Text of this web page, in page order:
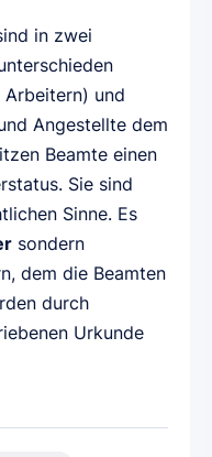
in zwei
und
Angestellte dem
Beamte einen
Sie sind
Sinne. Es
sondern
dem die Beamten
durch
Urkunde